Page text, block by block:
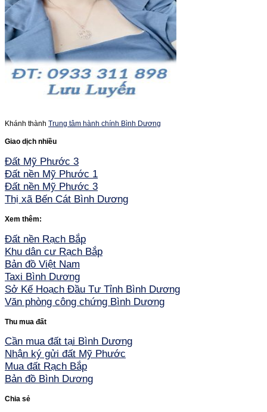
Khánh thành Trung tâm hành chính Bình Dương
Giao dịch nhiều
Đất Mỹ Phước 3
Đất nền Mỹ Phước 1
Đất nền Mỹ Phước 3
Thị xã Bến Cát Bình Dương
Xem thêm:
Đất nền Rạch Bắp
Khu dân cư Rạch Bắp
Bản đồ Việt Nam
Taxi Bình Dương
Sở Kế Hoạch Đầu Tư Tỉnh Bình Dương
Văn phòng công chứng Bình Dương
Thu mua đất
Cần mua đất tại Bình Dương
Nhận ký gửi đất Mỹ Phước
Mua đất Rạch Bắp
Bản đồ Bình Dương
Chia sẻ